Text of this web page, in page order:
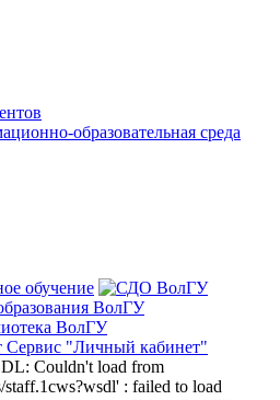
образовательная среда
обучение
ВолГУ
ВолГУ
Сервис "Личный кабинет"
Couldn't load from
: failed to load